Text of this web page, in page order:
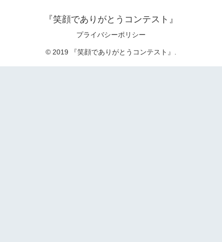
『笑顔でありがとうコンテスト』
プライバシーポリシー
© 2019 『笑顔でありがとうコンテスト』.